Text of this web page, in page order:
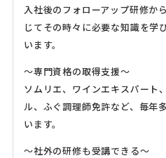
入社後のフォローアップ研修か
じてその時々に必要な知識を学
います。
～専門資格の取得支援～
ソムリエ、ワインエキスパート
ル、ふぐ調理師免許など、毎年
います。
～社外の研修も受講できる～